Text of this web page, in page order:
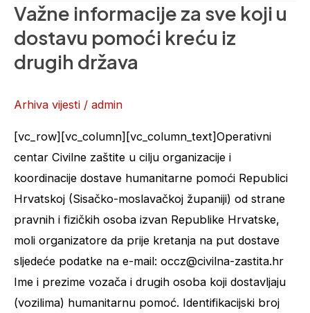
Važne informacije za sve koji u
dostavu pomoći kreću iz
drugih država
Arhiva vijesti / admin
[vc_row][vc_column][vc_column_text]Operativni
centar Civilne zaštite u cilju organizacije i
koordinacije dostave humanitarne pomoći Republici
Hrvatskoj (Sisačko-moslavačkoj županiji) od strane
pravnih i fizičkih osoba izvan Republike Hrvatske,
moli organizatore da prije kretanja na put dostave
sljedeće podatke na e-mail: occz@civilna-zastita.hr
Ime i prezime vozača i drugih osoba koji dostavljaju
(vozilima) humanitarnu pomoć. Identifikacijski broj
Važne
informacije
za
sve
dostavu
pomoći
kreću
iz
drugih
država